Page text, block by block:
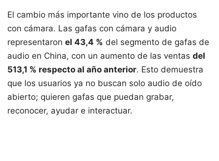
El cambio más importante vino de los productos
con cámara. Las gafas con cámara y audio
representaron el 43,4 % del segmento de gafas de
audio en China, con un aumento de las ventas del
513,1 % respecto al año anterior. Esto demuestra
que los usuarios ya no buscan solo audio de oído
abierto; quieren gafas que puedan grabar,
reconocer, ayudar e interactuar.